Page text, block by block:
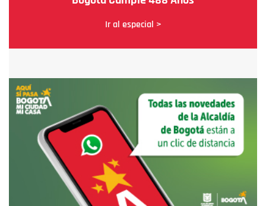
Ir al especial >